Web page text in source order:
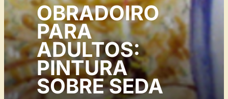
OBRADOIRO
PARA
ADULTOS:
PINTURA
SOBRE SEDA